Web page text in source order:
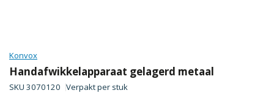
Konvox
Handafwikkelapparaat gelagerd metaal
SKU 3070120 Verpakt per stuk